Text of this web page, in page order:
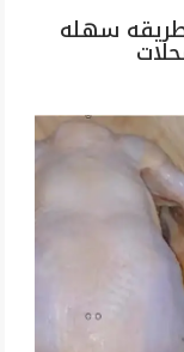
بطريقه
من
مغلقة
سهله